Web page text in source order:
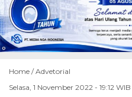
Home /Advetorial
Selasa, 1 November 2022 - 19:12 WIB